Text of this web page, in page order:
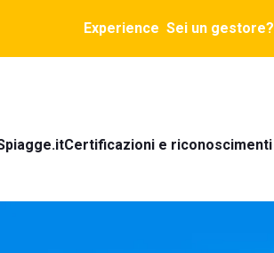
Experience Sei un gestore?
Certificazioni e riconoscimenti